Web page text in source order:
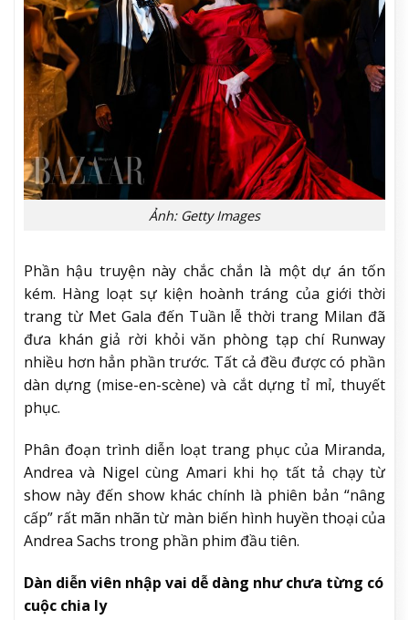
Ảnh: Getty Images
Phần hậu truyện này chắc chắn là một dự án tốn
kém. Hàng loạt sự kiện hoành tráng của giới thời
trang từ Met Gala đến Tuần lễ thời trang Milan đã
đưa khán giả rời khỏi văn phòng tạp chí Runway
nhiều hơn hẳn phần trước. Tất cả đều được có phần
dàn dựng (mise-en-scène) và cắt dựng tỉ mỉ, thuyết
phục.
Phân đoạn trình diễn loạt trang phục của Miranda,
Andrea và Nigel cùng Amari khi họ tất tả chạy từ
show này đến show khác chính là phiên bản “nâng
cấp” rất mãn nhãn từ màn biến hình huyền thoại của
Andrea Sachs trong phần phim đầu tiên.
Dàn diễn viên nhập vai dễ dàng như chưa từng có
cuộc chia ly